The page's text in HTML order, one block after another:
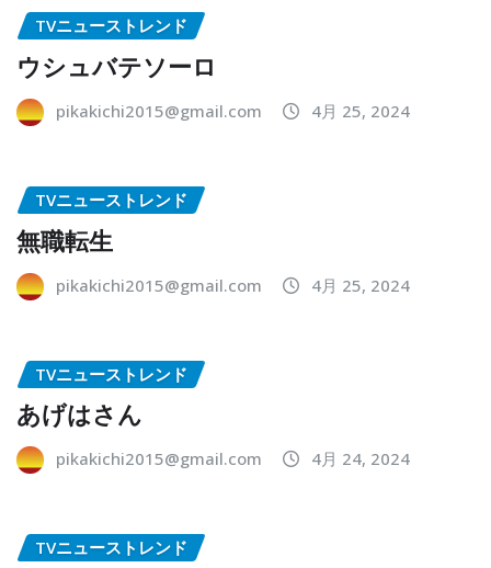
TVニューストレンド
ウシュバテソーロ
pikakichi2015@gmail.com 4月 25, 2024
TVニューストレンド
無職転生
pikakichi2015@gmail.com 4月 25, 2024
TVニューストレンド
あげはさん
pikakichi2015@gmail.com 4月 24, 2024
TVニューストレンド